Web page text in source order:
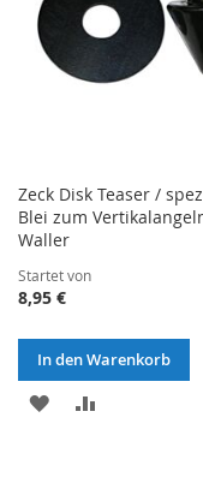
Zeck Disk Teaser /
Blei zum
Waller
Startet von
8,95 €
In den Warenkorb
ZUR